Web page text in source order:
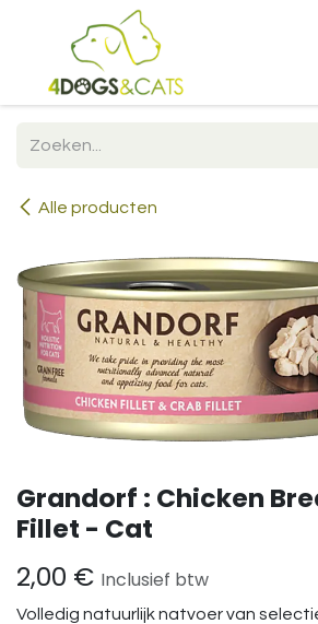
Overslaan naar inhoud
Alle producten
Grandorf : Chicken
Fillet - Cat
2,00 € Inclusief btw
Volledig natuurlijk natvoer van